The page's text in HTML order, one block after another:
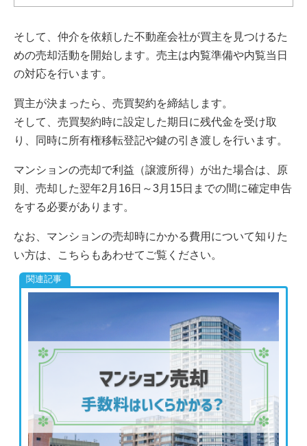
そして、仲介を依頼した不動産会社が買主を見つけるた
めの売却活動を開始します。売主は内覧準備や内覧当日
の対応を行います。
買主が決まったら、売買契約を締結します。
そして、売買契約時に設定した期日に残代金を受け取
り、同時に所有権移転登記や鍵の引き渡しを行います。
マンションの売却で利益（譲渡所得）が出た場合は、原
則、売却した翌年2月16日～3月15日までの間に確定申告
をする必要があります。
なお、マンションの売却時にかかる費用について知りた
い方は、こちらもあわせてご覧ください。